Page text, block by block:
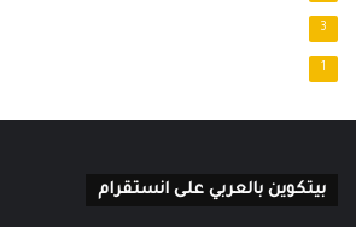
3
1
بيتكوين بالعربي على انستقرام